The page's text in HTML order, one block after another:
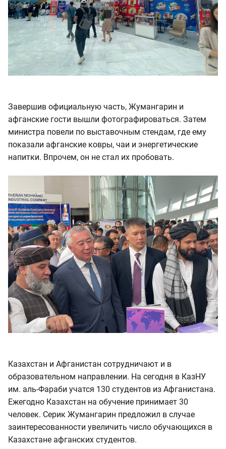
Завершив официальную часть, Жумангарин и
афганские гости вышли фотографироваться. Затем
министра повели по выставочным стендам, где ему
показали афганские ковры, чаи и энергетические
напитки. Впрочем, он не стал их пробовать.
Казахстан и Афганистан сотрудничают и в
образовательном направлении. На сегодня в КазНУ
им. аль-Фараби учатся 130 студентов из Афганистана.
Ежегодно Казахстан на обучение принимает 30
человек. Серик Жумангарин предложил в случае
заинтересованности увеличить число обучающихся в
Казахстане афганских студентов.